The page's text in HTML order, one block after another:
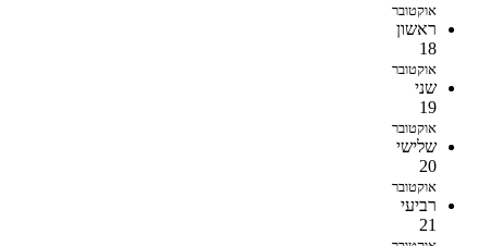
אוקטובר
ראשון
18
אוקטובר
שני
19
אוקטובר
שלישי
20
אוקטובר
רביעי
21